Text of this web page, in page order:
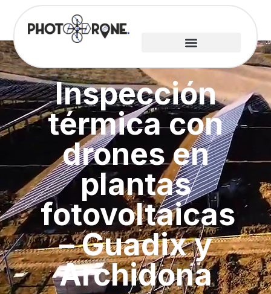
Inspección
térmica con
drones en
plantas
fotovoltaicas
– Guadix y
Archidona